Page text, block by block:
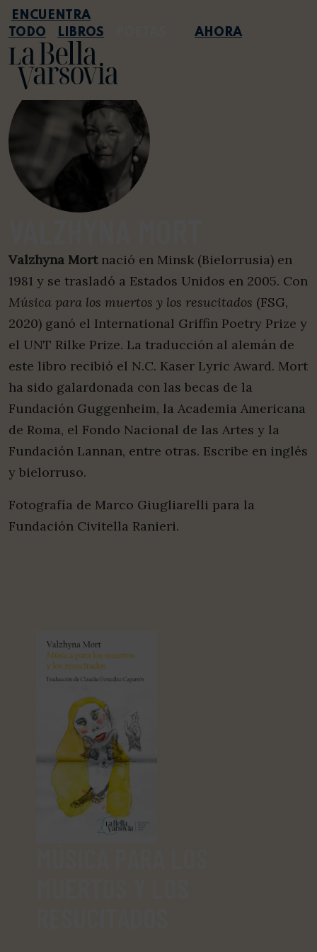
TODO LIBROS AHORA
Valzhyna Mortnació en Minsk (Bielorrusia) en
1981 y se trasladó a Estados Unidos en 2005. Con
Música para los muertos y los resucitados (FSG,
2020) ganó el International Griffin Poetry Prize y
el UNT Rilke Prize. La traducción al alemán de
este libro recibió el N.C. Kaser Lyric Award. Mort
ha sido galardonada con las becas de la
Fundación Guggenheim, la Academia Americana
de Roma, el Fondo Nacional de las Artes y la
Fundación Lannan, entre otras. Escribe en inglés
y bielorruso.
Fotografía de Marco Giugliarelli para la
Fundación Civitella Ranieri.